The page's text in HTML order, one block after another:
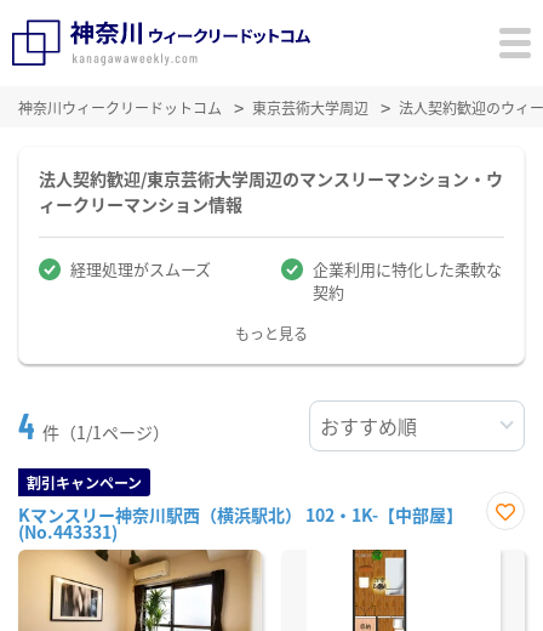
神奈川ウィークリードットコム 東京芸術大学周辺 法人契約歓迎のウィ
法人契約歓迎/東京芸術大学周辺のマンスリーマンション・ウ
ィークリーマンション情報
経理処理がスムーズ
企業利用に特化した柔軟な
契約
もっと見る
4 件（1/1ページ）
割引キャンペーン
Kマンスリー神奈川駅西（横浜駅北） 102・1K-【中部屋】
(No.443331)
に入